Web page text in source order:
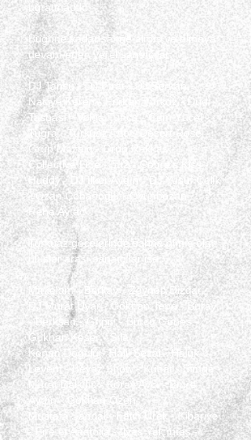
uğratmadık!
Bugüne kadar sahne almış ve almaya
devam eden yerel sanatçılar;
DJ Tansu - DJ Fırat - DJ Serkan -
Naciye Keren - Furkan Turkoz - Dudi
Tasbası - Volga Tunca - Cem Yücel -
Tugra - Turkuaz Trio - Desert Rose
Grup Mozaiq - Grup Rakkas -
Collective Libe - 5ft2 - Cobra's Kiss -
Huddy - DJ Ilker Aydın - DJ Yusuf Çelik
- Ozan Çobanoğlu
Reha Aytaç
Turkuaz gecelerinde sahne almış olan
uluslar arası sanatçılar ise;
Mirkelam - Berkay - Zeynep Dizdar -
DJ Murat Uyar - Gökhan Tepe - Buray
- Berksan - Gripin - Burcu Günes -
Gökhan Keser - Sıla
Kenan Dogulu - Halil Sezai - Haluk
Levent - Beyaz Show - Kubat - Simge -
Murat Dalkılıç - Koray Avcı - Emre
Aydın - Gökhan Özen
Mustafa Sandal - Fatih Ürek - Kibariye
- Fire of Anatolia - İlyas Yalçıntaş -